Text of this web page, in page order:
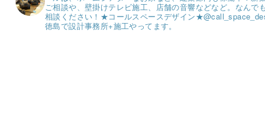
ご相談や、壁掛けテレビ施工、店舗の音響などなど。 なんで
相談ください！ ★コールスペースデザイン★
徳島で設計事務所+施工やってます。